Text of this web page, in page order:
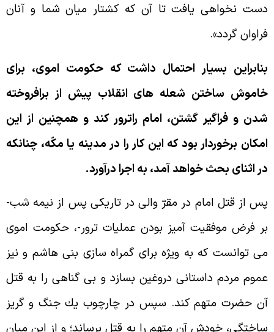
نخواهى يافت تا آن كه كشتار ميان شما و آنان
گردد».
بسيار احتمال داشت كه حكومت اموى، براى
ساختن شعله هاى انقلاب پيش از برافروخته
و فراگير گشتن، امام راترور كند و همچنين از اين
برخوردار بود كه اين كار را در مدينه يا مكّه، چنانكه
اثناى بحث خواهد آمد، به اجرا درآورد.
از قتل امام در مقرّ والى در تاريكى پس از نيمه شب-
فرض موفقيت آميز بودن عمليات ترور-، حكومت اموى
توانست كه به ويژه براى گمراه سازى بنى هاشم و نيز
مردم داستانى دروغين بسازد و بى گناهى را به قتل
حضرت متهم كند. سپس در چارچوب يك جنگ و گريز
خودش آن متهم را به قتل برساند؛ و از اين ميان